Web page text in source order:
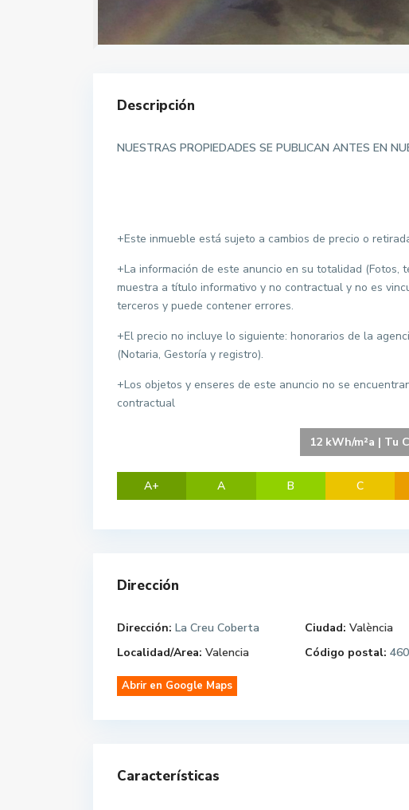
Descripción
NUESTRAS PROPIEDADES SE PUBLICAN ANTES EN
+Este inmueble está sujeto a cambios de precio o
+La información de este anuncio en su totalidad (Fotos,
muestra a título informativo y no contractual y no es
terceros y puede contener errores.
+El precio no incluye lo siguiente: honorarios de la
(Notaria, Gestoría y registro).
+Los objetos y enseres de este anuncio no se
contractual
A+ A B C
12 kWh/m²a | Tu
Dirección
Dirección: La Creu Coberta Ciudad: València
Localidad/Area: Valencia Código postal:
Abrir en Google Maps
Características